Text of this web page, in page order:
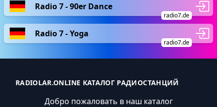
Radio 7 - 90er Dance
radio7.de
Radio 7 - Yoga
radio7.de
RADIOLAR.ONLINE КАТАЛОГ РАДИОСТАНЦИЙ
Добро пожаловать в наш каталог